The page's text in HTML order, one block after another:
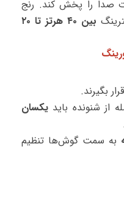
صدا را پخش کند. رنج
بین ۴۰ هرتز تا ۲۰
بگیرند.
از شنونده باید یکسان
به سمت گوش‌ها تنظیم